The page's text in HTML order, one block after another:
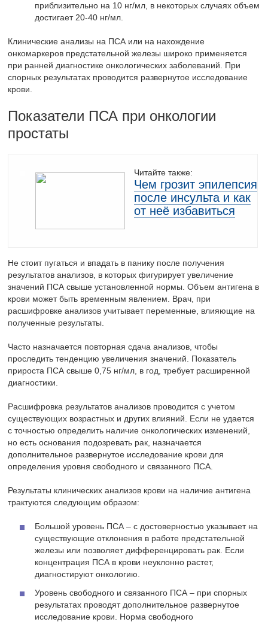
приблизительно на 10 нг/мл, в некоторых случаях объем
достигает 20-40 нг/мл.
Клинические анализы на ПСА или на нахождение
онкомаркеров предстательной железы широко применяется
при ранней диагностике онкологических заболеваний. При
спорных результатах проводится развернутое исследование
крови.
Показатели ПСА при онкологии
простаты
Читайте также:
Чем грозит эпилепсия
после инсульта и как
от неё избавиться
Не стоит пугаться и впадать в панику после получения
результатов анализов, в которых фигурирует увеличение
значений ПСА свыше установленной нормы. Объем антигена в
крови может быть временным явлением. Врач, при
расшифровке анализов учитывает переменные, влияющие на
полученные результаты.
Часто назначается повторная сдача анализов, чтобы
проследить тенденцию увеличения значений. Показатель
прироста ПСА свыше 0,75 нг/мл, в год, требует расширенной
диагностики.
Расшифровка результатов анализов проводится с учетом
существующих возрастных и других влияний. Если не удается
с точностью определить наличие онкологических изменений,
но есть основания подозревать рак, назначается
дополнительное развернутое исследование крови для
определения уровня свободного и связанного ПСА.
Результаты клинических анализов крови на наличие антигена
трактуются следующим образом:
Большой уровень ПСА – с достоверностью указывает на
существующие отклонения в работе предстательной
железы или позволяет дифференцировать рак. Если
концентрация ПСА в крови неуклонно растет,
диагностируют онкологию.
Уровень свободного и связанного ПСА – при спорных
результатах проводят дополнительное развернутое
исследование крови. Норма свободного